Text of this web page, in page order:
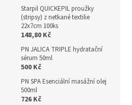
Starpil QUICKEPIL proužky
(stripsy) z netkané textilie
22x7cm 100ks
148,80 Kč
PN JALICA TRIPLE hydratační
sérum 50ml
500 Kč
PN SPA Esenciální masážní olej
500ml
726 Kč